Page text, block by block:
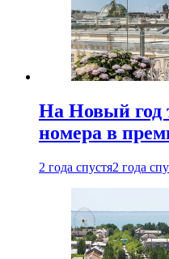
На Новый год
номера в
2 года спустя2 года